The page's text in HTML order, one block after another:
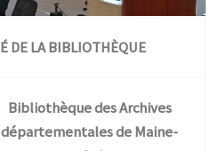
DE LA BIBLIOTHÈQUE
Bibliothèque des Archives
départementales de Maine-